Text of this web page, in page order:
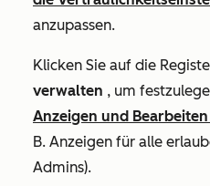
anzupassen.
Klicken Sie auf die
verwalten , um
Anzeigen und
B. Anzeigen für alle
Admins).